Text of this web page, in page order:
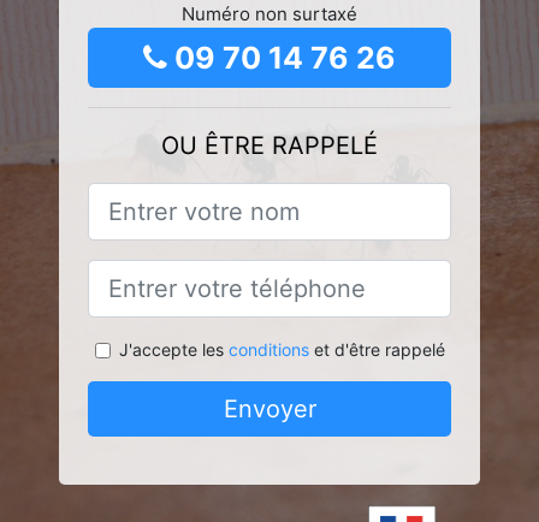
Numéro non surtaxé
09 70 14 76 26
OU ÊTRE RAPPELÉ
J'accepte les conditionset d'être rappelé
Envoyer